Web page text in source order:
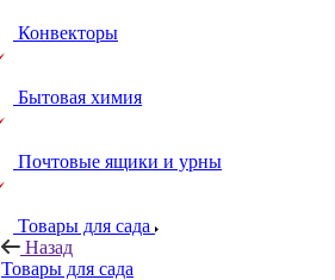
Конвекторы
Бытовая химия
Почтовые ящики и урны
Товары для сада
Назад
Товары для сада